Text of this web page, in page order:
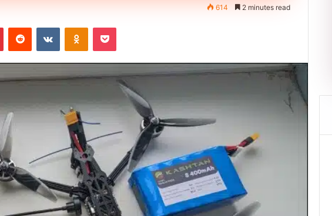
614 2 minutes read
PinterestReddit VKontakteOdnoklassniki
Pocket